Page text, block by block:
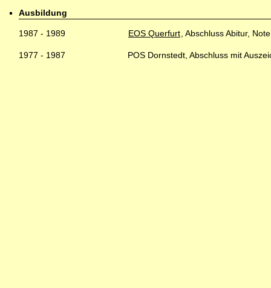
Ausbildung
1987 - 1989 EOS Querfurt , Abschluss Abitur,
1977 - 1987 POS Dornstedt, Abschluss mit